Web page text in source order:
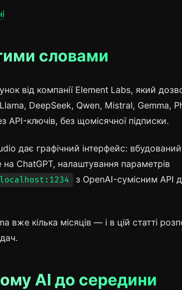
словами
від компанії Element Labs, який
DeepSeek, Qwen, Mistral, Gemma,
ключів, без щомісячної підписки.
дає графічний інтерфейс: вбудований
ChatGPT, налаштування параметрів
localhost:1234
з OpenAI-сумісним API
кілька місяців — і в цій статті
AI до середини